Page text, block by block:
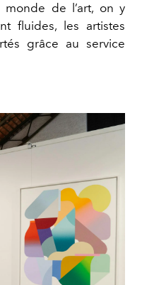
monde de l’art, on y
fluides, les artistes
grâce au service